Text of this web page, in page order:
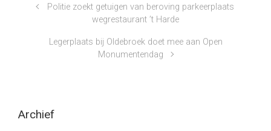
Politie zoekt getuigen van beroving parkeerplaats
wegrestaurant ’t Harde
Legerplaats bij Oldebroek doet mee aan Open
Monumentendag
Archief